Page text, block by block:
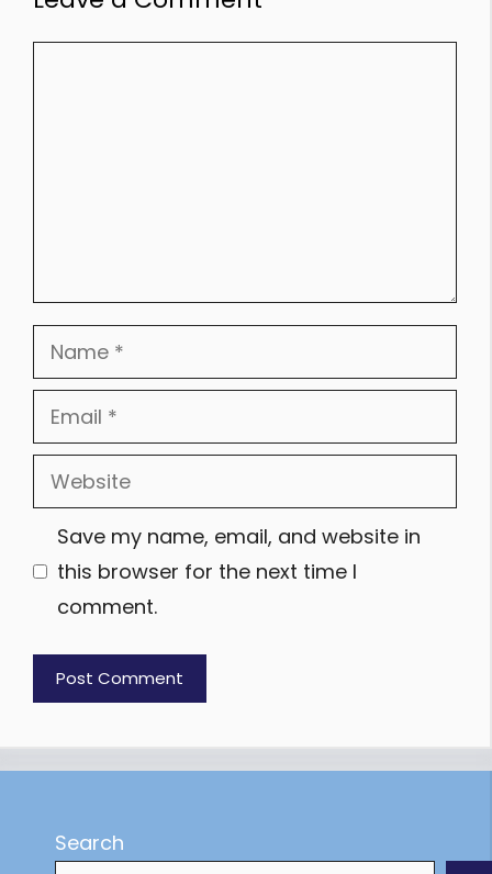
Name
Email
Website
Save my name, email, and website in
this browser for the next time I
comment.
Search